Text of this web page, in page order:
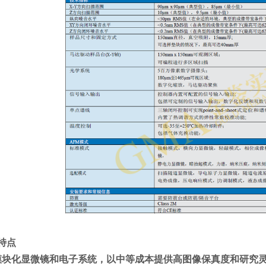
点
化显微镜和电子系统，以中等成本提供高图像保真度和研究